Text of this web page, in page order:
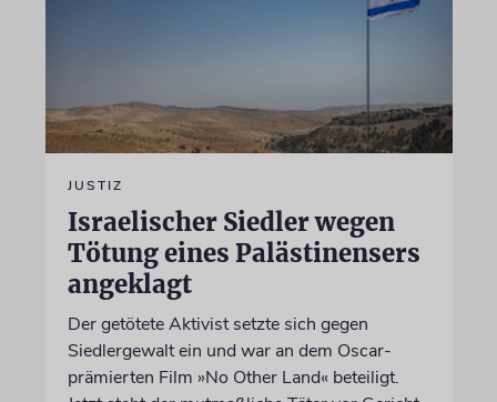
JUSTIZ
Israelischer Siedler wegen
Tötung eines Palästinensers
angeklagt
Der getötete Aktivist setzte sich gegen
Siedlergewalt ein und war an dem Oscar-
prämierten Film »No Other Land« beteiligt.